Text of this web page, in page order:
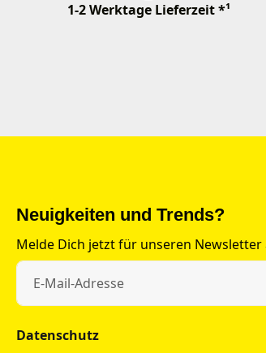
1-2 Werktage Lieferzeit *¹
Neuigkeiten und Trends?
Melde Dich jetzt für unseren
Datenschutz